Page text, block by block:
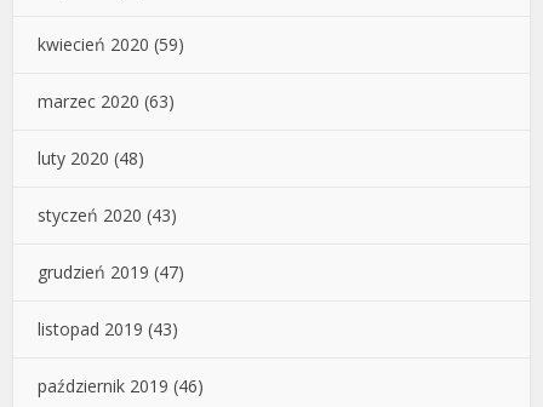
kwiecień 2020 (59)
marzec 2020 (63)
luty 2020 (48)
styczeń 2020 (43)
grudzień 2019 (47)
listopad 2019 (43)
październik 2019 (46)